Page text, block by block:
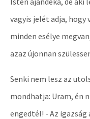
vagyis jelét adja, hogy
minden esélye
azaz újonnan
Senki nem lesz az
mondhatja: Uram, én
engedtél! - Az igazság